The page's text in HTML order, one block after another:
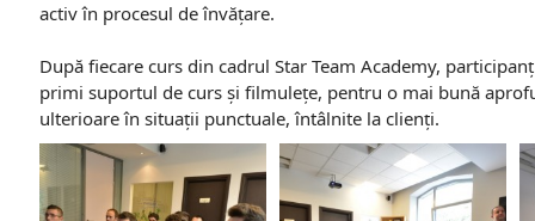
activ în procesul de învățare.
După fiecare curs din cadrul Star Team Academy,
primi suportul de curs și filmulețe, pentru o mai bună
ulterioare în situații punctuale, întâlnite la clienți.